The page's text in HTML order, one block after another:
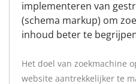
implementeren van
(schema markup) om
inhoud beter te
Het doel van zoekmachine
website aantrekkelijker te